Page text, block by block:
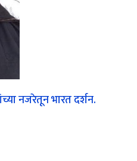
नजरेतून भारत दर्शन.